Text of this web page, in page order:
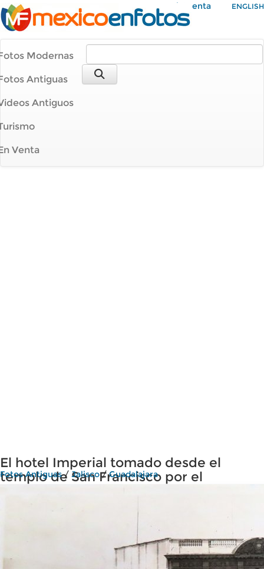
Mi Cuenta ENGLISH
Modernas
Antiguas
Antiguos
Venta
El hotel Imperial tomado desde el
templo de San Francisco por el
Fotos Antiguas/ Jalisco/Guadalajara